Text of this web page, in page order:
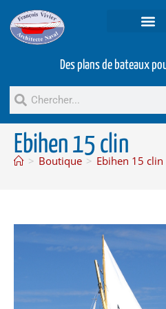
Des plans de bateaux
Ebihen 15 clin
> Boutique > Ebihen 15 clin